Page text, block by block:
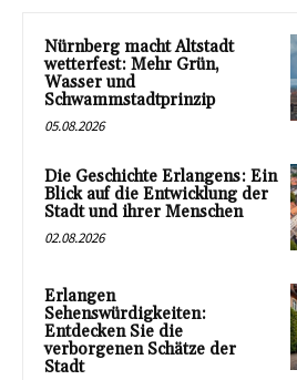
Nürnberg macht Altstadt
wetterfest: Mehr Grün,
Wasser und
Schwammstadtprinzip
05.08.2026
Die Geschichte Erlangens: Ein
Blick auf die Entwicklung der
Stadt und ihrer Menschen
02.08.2026
Erlangen
Sehenswürdigkeiten:
Entdecken Sie die
verborgenen Schätze der
Stadt